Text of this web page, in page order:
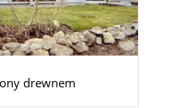
drewnem